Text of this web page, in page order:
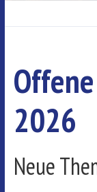
2026
Neue